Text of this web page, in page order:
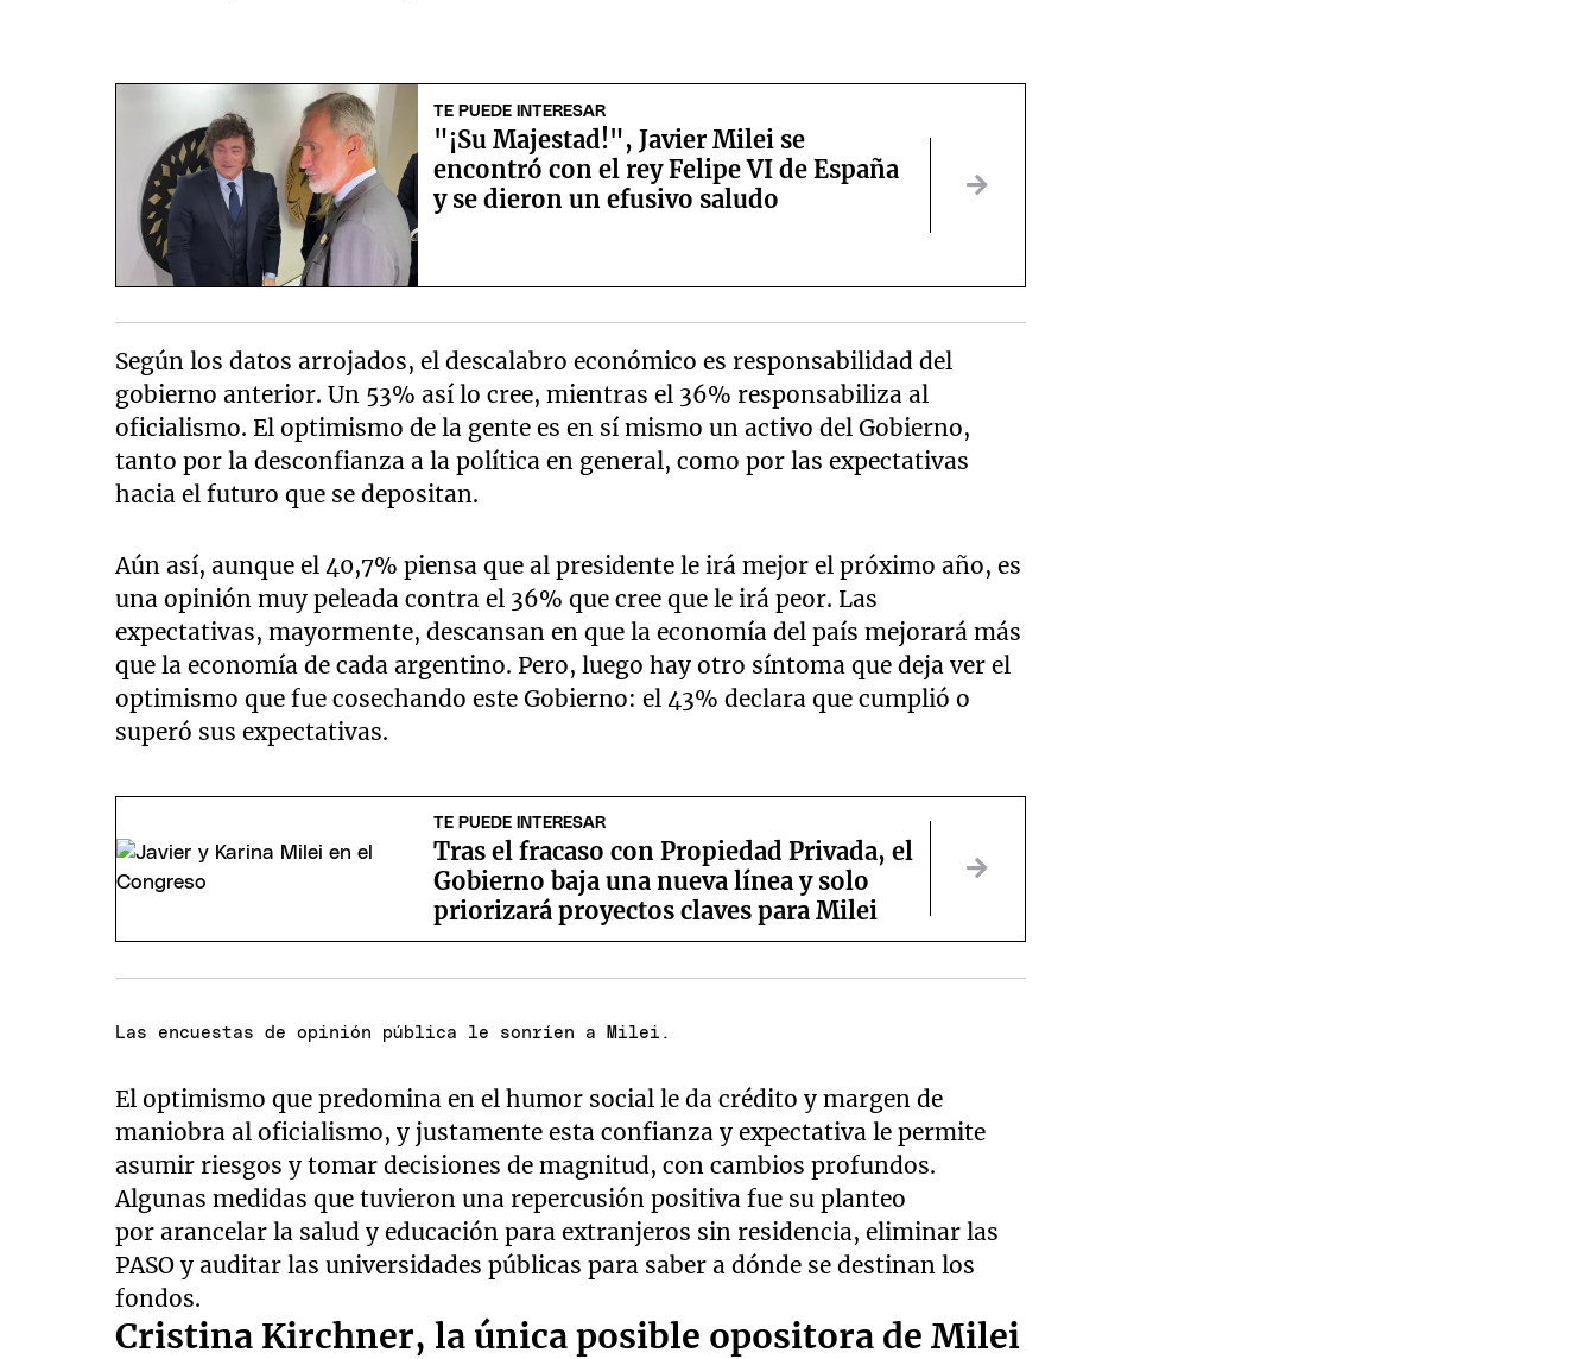
TE PUEDE INTERESAR
"¡Su Majestad!", Javier Milei se
encontró con el rey Felipe VI de España
y se dieron un efusivo saludo
Según los datos arrojados, el descalabro económico es responsabilidad del
gobierno anterior. Un 53% así lo cree, mientras el 36% responsabiliza al
oficialismo. El optimismo de la gente es en sí mismo un activo del Gobierno,
tanto por la desconfianza a la política en general, como por las expectativas
hacia el futuro que se depositan.
Aún así, aunque el 40,7% piensa que al presidente le irá mejor el próximo año, es
una opinión muy peleada contra el 36% que cree que le irá peor. Las
expectativas, mayormente, descansan en que la economía del país mejorará más
que la economía de cada argentino. Pero, luego hay otro síntoma que deja ver el
optimismo que fue cosechando este Gobierno: el 43% declara que cumplió o
superó sus expectativas.
TE PUEDE INTERESAR
Tras el fracaso con Propiedad Privada, el
Gobierno baja una nueva línea y solo
priorizará proyectos claves para Milei
Las encuestas de opinión pública le sonríen a Milei.
El optimismo que predomina en el humor social le da crédito y margen de
maniobra al oficialismo, y justamente esta confianza y expectativa le permite
asumir riesgos y tomar decisiones de magnitud, con cambios profundos.
Algunas medidas que tuvieron una repercusión positiva fue su planteo
por arancelar la salud y educación para extranjeros sin residencia, eliminar las
PASO y auditar las universidades públicas para saber a dónde se destinan los
fondos.
Cristina Kirchner, la única posible opositora de Milei